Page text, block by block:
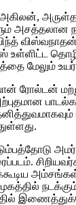
அகிலன்,
அசத்தலான
உள்ளிட்ட
மேலும்
ரோல்டன்